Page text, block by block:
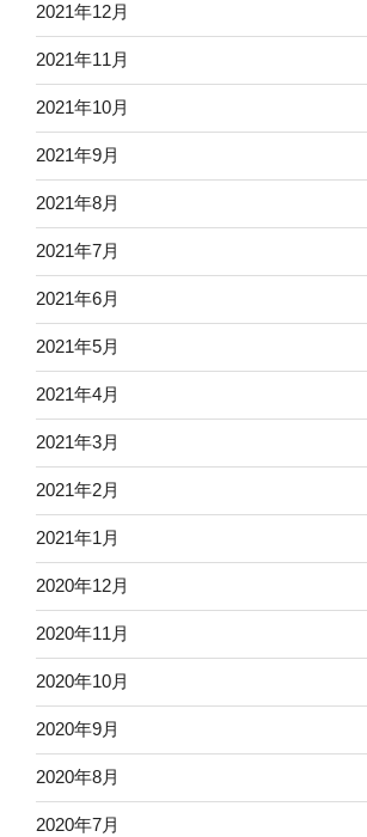
2021年12月
2021年11月
2021年10月
2021年9月
2021年8月
2021年7月
2021年6月
2021年5月
2021年4月
2021年3月
2021年2月
2021年1月
2020年12月
2020年11月
2020年10月
2020年9月
2020年8月
2020年7月